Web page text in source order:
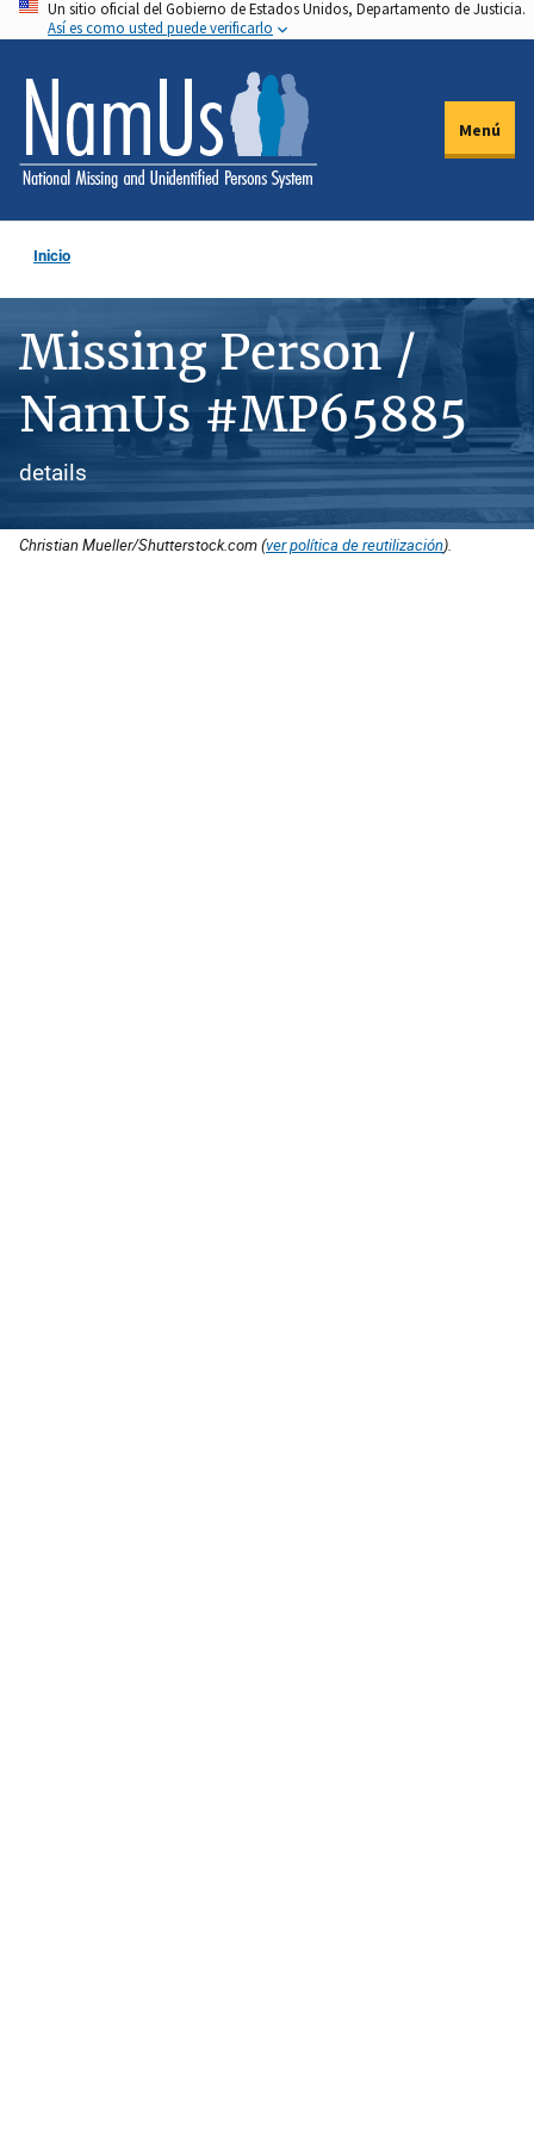
Pasar
al
contenido
principal
Un sitio oficial del Gobierno de Estados Unidos, Departamento de Justicia.
Así es como usted puede verificarlo
Menú
Inicio
Missing Person /
NamUs #MP65885
details
Christian Mueller/Shutterstock.com (ver política de reutilización).